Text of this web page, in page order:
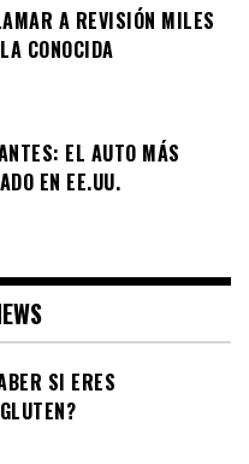
A REVISIÓN MILES
CONOCIDA
EL AUTO MÁS
EN EE.UU.
SI ERES